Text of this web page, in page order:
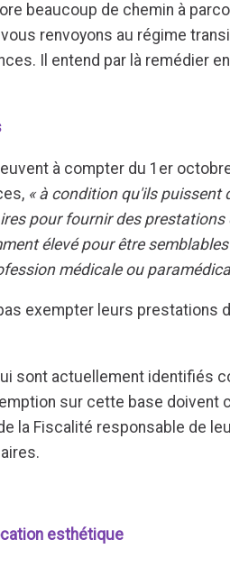
beaucoup de chemin à
renvoyons au régime
Il entend par là remédier
à compter du 1er
« à condition qu'ils puissent
pour fournir des prestations
élevé pour être
médicale ou
exempter leurs prestations
sont actuellement identifiés
sur cette base doivent
la Fiscalité responsable de
esthétique